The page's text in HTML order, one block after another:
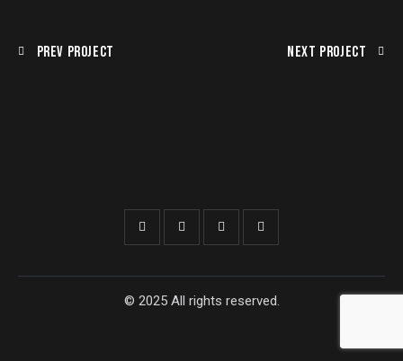
Prev Project Next Project
© 2025 All rights reserved.